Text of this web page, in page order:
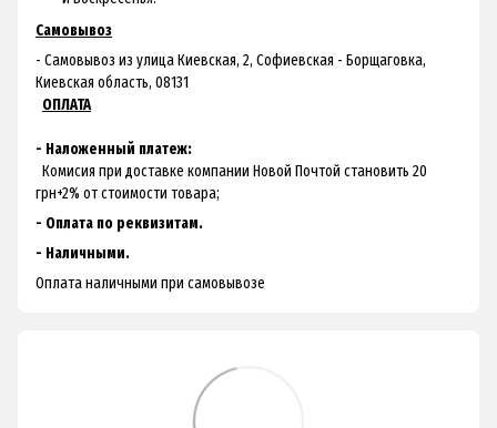
Самовывоз
- Самовывоз из улица Киевская, 2, Софиевская - Борщаговка,
Киевская область, 08131
ОПЛАТА
- Наложенный платеж:
Комисия при доставке компании Новой Почтой становить 20
грн+2% от стоимости товара;
- Оплата по реквизитам.
- Наличными.
Оплата наличными при самовывозе